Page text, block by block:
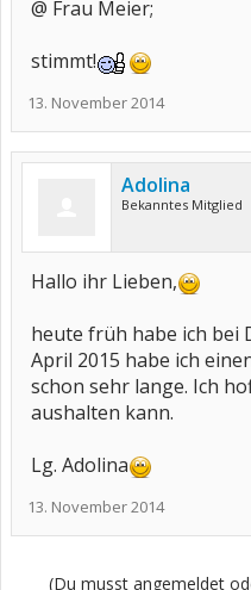
@ Frau Meier;
stimmt!
13. November 2014
Adolina
Bekanntes Mitglied
Hallo ihr Lieben,
heute früh habe ich bei
April 2015 habe ich
schon sehr lange. Ich
aushalten kann.
Lg. Adolina
13. November 2014
(Du musst angemeldet